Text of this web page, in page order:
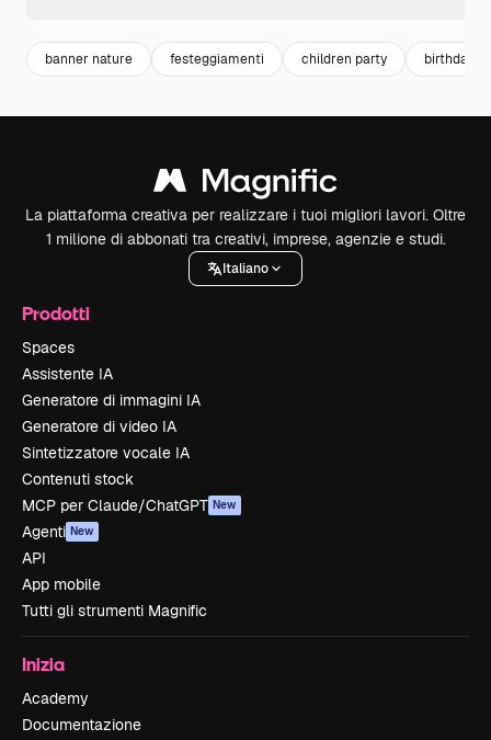
banner nature festeggiamenti children party birthday
La piattaforma creativa per realizzare i tuoi migliori lavori. Oltre
1 milione di abbonati tra creativi, imprese, agenzie e studi.
Italiano
Prodotti
Spaces
Assistente IA
Generatore di immagini IA
Generatore di video IA
Sintetizzatore vocale IA
Contenuti stock
MCP per Claude/ChatGPT New
Agenti New
API
App mobile
Tutti gli strumenti Magnific
Inizia
Academy
Documentazione